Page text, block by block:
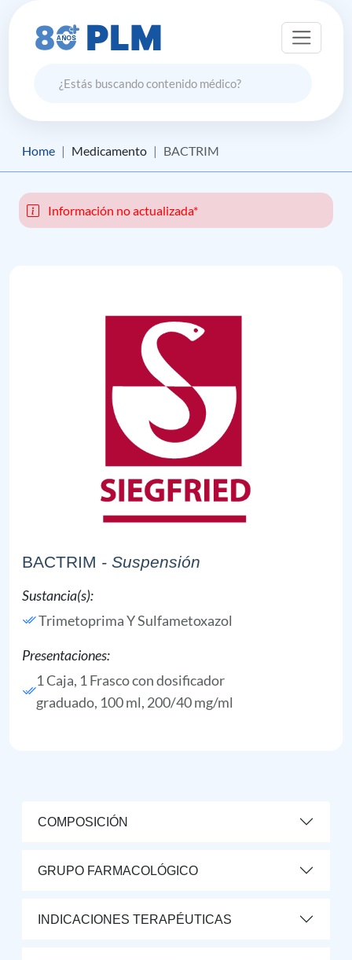
Home Medicamento BACTRIM
Información no actualizada*
BACTRIM - Suspensión
Sustancia(s):
Trimetoprima Y Sulfametoxazol
Presentaciones:
1 Caja, 1 Frasco con dosificador
graduado, 100 ml, 200/40 mg/ml
COMPOSICIÓN
GRUPO FARMACOLÓGICO
INDICACIONES TERAPÉUTICAS